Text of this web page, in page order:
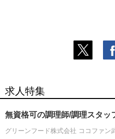
求人特集
無資格可の調理師/調理スタッ
グリーンフード株式会社 ココファン